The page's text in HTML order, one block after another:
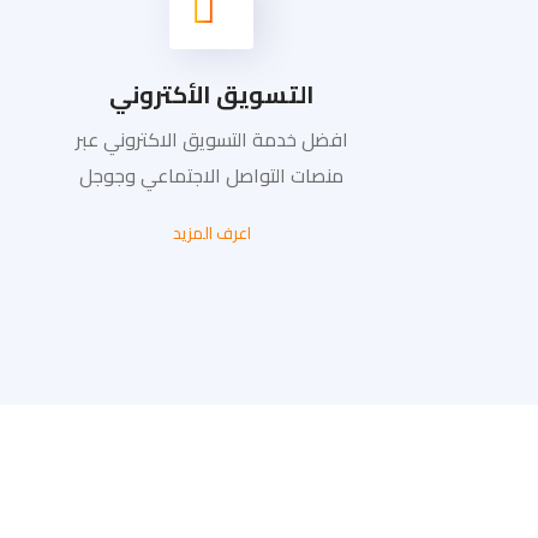
التسويق الأكتروني
افضل خدمة التسويق الاكتروني عبر
منصات التواصل الاجتماعي وجوجل
اعرف المزيد